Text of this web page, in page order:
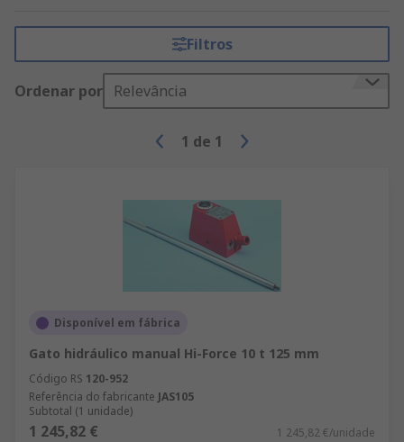
Filtros
Ordenar por Relevância
1 de 1
Disponível em fábrica
Gato hidráulico manual Hi-Force 10 t 125 mm
Código RS 120-952
Referência do fabricante JAS105
Subtotal (1 unidade)
1 245,82 € 1 245,82 €/unidade